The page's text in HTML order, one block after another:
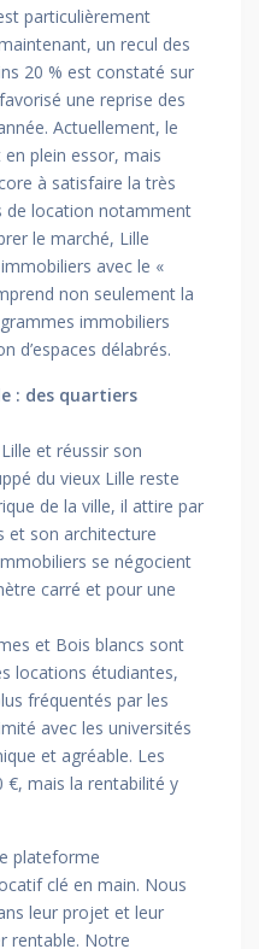
particulièrement
un recul des
20 % est constaté sur
une reprise des
Actuellement, le
plein essor, mais
à satisfaire la très
de location notamment
le marché, Lille
avec le «
non seulement la
immobiliers
d’espaces délabrés.
: des quartiers
et réussir son
du vieux Lille reste
de la ville, il attire par
et son architecture
se négocient
carré et pour une
et Bois blancs sont
locations étudiantes,
fréquentés par les
avec les universités
et agréable. Les
€, mais la rentabilité y
plateforme
clé en main. Nous
leur projet et leur
rentable. Notre